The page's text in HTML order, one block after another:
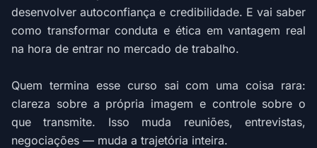
desenvolver autoconfiança e credibilidade. E vai saber
como transformar conduta e ética em vantagem real
na hora de entrar no mercado de trabalho.
Quem termina esse curso sai com uma coisa rara:
clareza sobre a própria imagem e controle sobre o
que transmite. Isso muda reuniões, entrevistas,
negociações — muda a trajetória inteira.